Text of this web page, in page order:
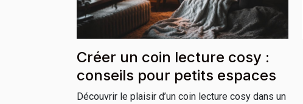
Créer un coin lecture cosy :
conseils pour petits espaces
Découvrir le plaisir d’un coin lecture cosy dans un